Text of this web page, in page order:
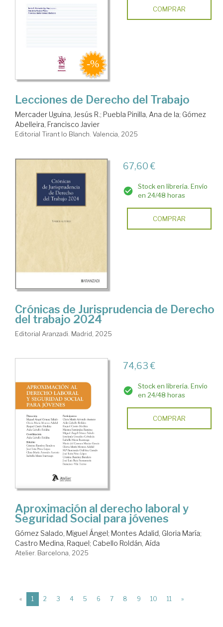
COMPRAR
Lecciones de Derecho del Trabajo
Mercader Uguina, Jesús R.; Puebla Pinilla, Ana de la; Gómez
Abelleira, Francisco Javier
Editorial Tirant lo Blanch. Valencia, 2025
67,60 €
Stock en librería. Envío
en 24/48 horas
COMPRAR
Crónicas de Jurisprudencia de Derecho
del trabajo 2024
Editorial Aranzadi. Madrid, 2025
74,63 €
Stock en librería. Envío
en 24/48 horas
COMPRAR
Aproximación al derecho laboral y
Seguridad Social para jóvenes
Gómez Salado, Miguel Ángel; Montes Adalid, Gloria María;
Castro Medina, Raquel; Cabello Roldán, Aída
Atelier. Barcelona, 2025
« 1 (current)
2 3 4 5 6 7 8 9 10 11 »